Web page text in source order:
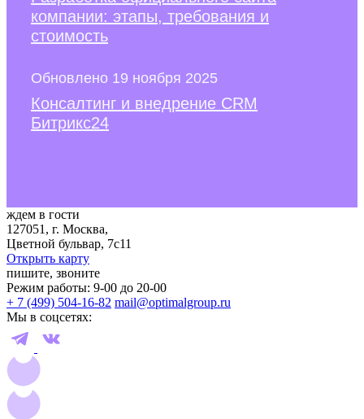
компании: этапы, требования и
стоимость
Обновлено 19 ноября 2025
Консалтинг и внедрение CRM
Битрикс24
ждем в гости
127051, г. Москва,
Цветной бульвар, 7с11
Открыть карту
пишите, звоните
Режим работы: 9-00 до 20-00
+ 7 (499) 504-16-82 mail@optimalgroup.ru
Мы в соцсетях: